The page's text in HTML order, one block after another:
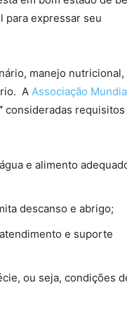
para expressar seu
manejo nutricional,
A Associação
consideradas requisitos
e alimento
descanso e abrigo;
e suporte
ou seja, condições